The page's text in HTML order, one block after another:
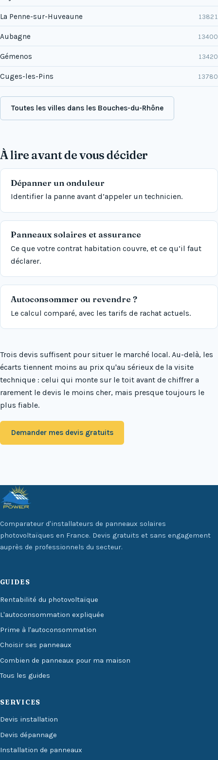
La Penne-sur-Huveaune 13821
Aubagne 13400
Gémenos 13420
Cuges-les-Pins 13780
Toutes les villes dans les Bouches-du-Rhône
À lire avant de vous décider
Dépanner un onduleur
Identifier la panne avant d’appeler un technicien.
Panneaux solaires et assurance
Ce que votre contrat habitation couvre, et ce qu’il faut
déclarer.
Autoconsommer ou revendre ?
Le calcul comparé, avec les tarifs de rachat actuels.
Trois devis suffisent pour situer le marché local. Au-delà, les
écarts tiennent moins au prix qu'au sérieux de la visite
technique : celui qui monte sur le toit avant de chiffrer a
rarement le devis le moins cher, mais presque toujours le
plus fiable.
Demander mes devis gratuits
Comparateur d'installateurs de panneaux solaires
photovoltaïques en France. Devis gratuits et sans engagement
auprès de professionnels du secteur.
GUIDES
Rentabilité du photovoltaïque
L'autoconsommation expliquée
Prime à l'autoconsommation
Choisir ses panneaux
Combien de panneaux pour ma maison
Tous les guides
SERVICES
Devis installation
Devis dépannage
Installation de panneaux